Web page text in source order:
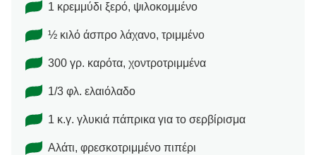
1 κρεμμύδι ξερό, ψιλοκομμένο
½ κιλό άσπρο λάχανο, τριμμένο
300 γρ. καρότα, χοντροτριμμένα
1/3 φλ. ελαιόλαδο
1 κ.γ. γλυκιά πάπρικα για το σερβίρισμα
Αλάτι, φρεσκοτριμμένο πιπέρι